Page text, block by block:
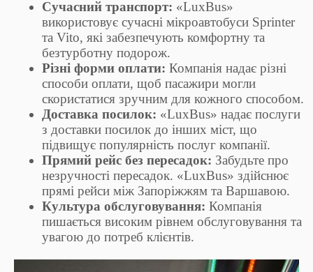
Сучасний транспорт: «LuxBus»
використовує сучасні мікроавтобуси Sprinter
та Vito, які забезпечують комфортну та
безтурботну подорож.
Різні форми оплати: Компанія надає різні
способи оплати, щоб пасажири могли
скористатися зручним для кожного способом.
Доставка посилок: «LuxBus» надає послуги
з доставки посилок до інших міст, що
підвищує популярність послуг компанії.
Прямий рейс без пересадок: Забудьте про
незручності пересадок. «LuxBus» здійснює
прямі рейси між Запоріжжям та Варшавою.
Культура обслуговування: Компанія
пишається високим рівнем обслуговування та
увагою до потреб клієнтів.